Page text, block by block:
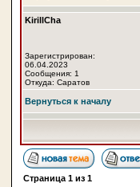
KirillCha
Зарегистрирован:
06.04.2023
Сообщения: 1
Откуда: Саратов
Вернуться к началу
Страница 1из 1